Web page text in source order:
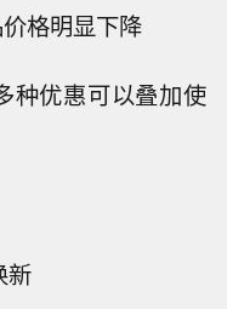
格明显下降
种优惠可以叠加使
新